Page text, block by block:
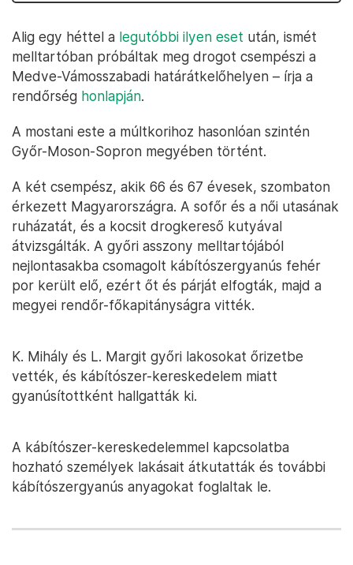
Alig egy héttel a legutóbbi ilyen eset után, ismét
melltartóban próbáltak meg drogot csempészi a
Medve-Vámosszabadi határátkelőhelyen – írja a
rendőrség honlapján.
A mostani este a múltkorihoz hasonlóan szintén
Győr-Moson-Sopron megyében történt.
A két csempész, akik 66 és 67 évesek, szombaton
érkezett Magyarországra. A sofőr és a női utasának
ruházatát, és a kocsit drogkereső kutyával
átvizsgálták. A győri asszony melltartójából
nejlontasakba csomagolt kábítószergyanús fehér
por került elő, ezért őt és párját elfogták, majd a
megyei rendőr-főkapitányságra vitték.
K. Mihály és L. Margit győri lakosokat őrizetbe
vették, és kábítószer-kereskedelem miatt
gyanúsítottként hallgatták ki.
A kábítószer-kereskedelemmel kapcsolatba
hozható személyek lakásait átkutatták és további
kábítószergyanús anyagokat foglaltak le.